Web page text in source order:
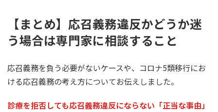
【まとめ】応召義務違反かどうか迷
う場合は専門家に相談すること
応召義務を負う必要がないケースや、コロナ5類移行にお
ける応召義務の考え方についてお伝えしました。
診療を拒否しても応召義務違反にならない「正当な事由」